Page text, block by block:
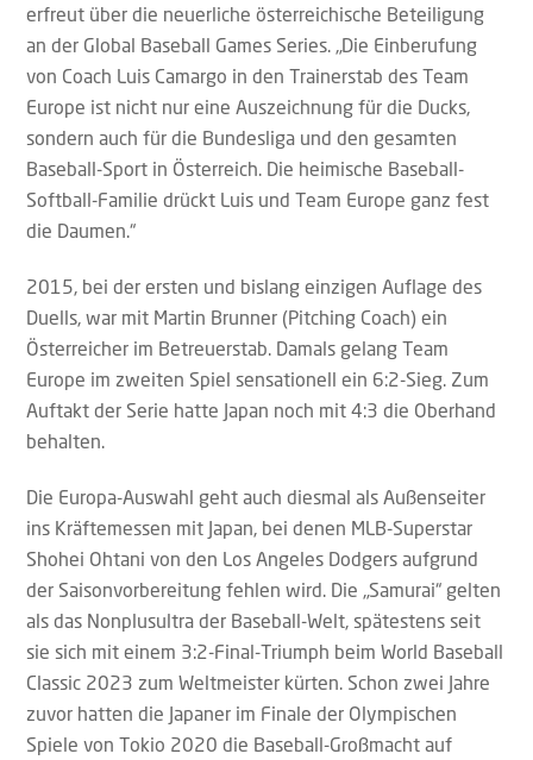
erfreut über die neuerliche österreichische Beteiligung
an der Global Baseball Games Series. „Die Einberufung
von Coach Luis Camargo in den Trainerstab des Team
Europe ist nicht nur eine Auszeichnung für die Ducks,
sondern auch für die Bundesliga und den gesamten
Baseball-Sport in Österreich. Die heimische Baseball-
Softball-Familie drückt Luis und Team Europe ganz fest
die Daumen.“
2015, bei der ersten und bislang einzigen Auflage des
Duells, war mit Martin Brunner (Pitching Coach) ein
Österreicher im Betreuerstab. Damals gelang Team
Europe im zweiten Spiel sensationell ein 6:2-Sieg. Zum
Auftakt der Serie hatte Japan noch mit 4:3 die Oberhand
behalten.
Die Europa-Auswahl geht auch diesmal als Außenseiter
ins Kräftemessen mit Japan, bei denen MLB-Superstar
Shohei Ohtani von den Los Angeles Dodgers aufgrund
der Saisonvorbereitung fehlen wird. Die „Samurai“ gelten
als das Nonplusultra der Baseball-Welt, spätestens seit
sie sich mit einem 3:2-Final-Triumph beim World Baseball
Classic 2023 zum Weltmeister kürten. Schon zwei Jahre
zuvor hatten die Japaner im Finale der Olympischen
Spiele von Tokio 2020 die Baseball-Großmacht auf